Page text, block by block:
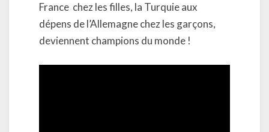
France chez les filles, la Turquie aux
dépens de l’Allemagne chez les garçons,
deviennent champions du monde !